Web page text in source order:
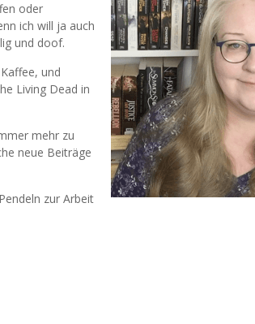
oder
ich will ja auch
und doof.
und
Living Dead in
mehr zu
neue Beiträge
zur Arbeit